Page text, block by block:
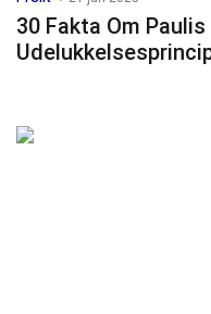
30 Fakta Om Paulis